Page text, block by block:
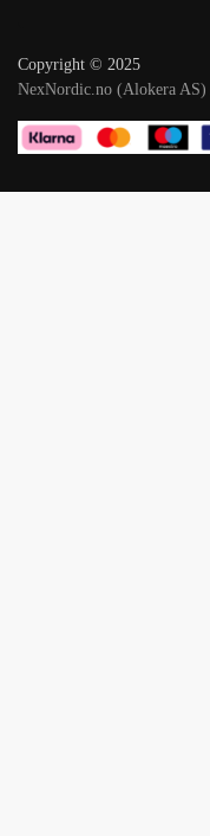
Copyright © 2025
NexNordic.no (Alokera AS)